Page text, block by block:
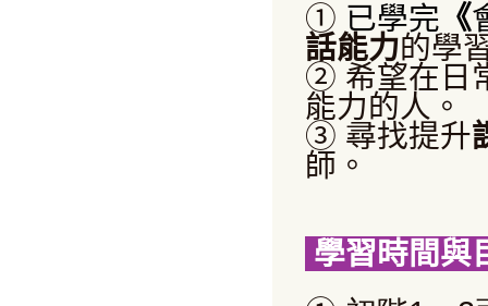
① 已學完 《
話能力的學
② 希望在日
能力的人。
③ 尋找提升
師。
學習時間與